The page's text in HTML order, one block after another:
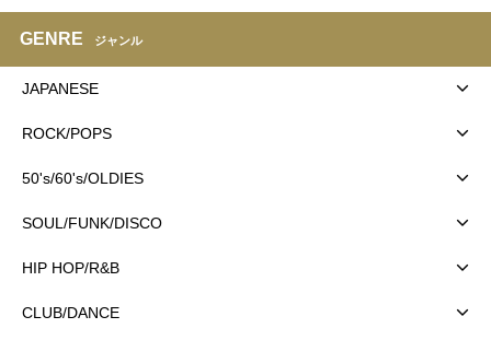
GENRE ジャンル
JAPANESE
ROCK/POPS
50's/60's/OLDIES
SOUL/FUNK/DISCO
HIP HOP/R&B
CLUB/DANCE